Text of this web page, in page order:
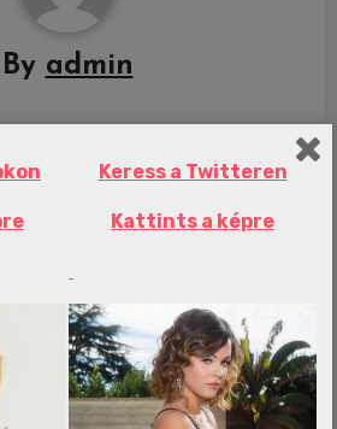
By admin
kvíz: te mennyit tudsz
Keress a Twitteren
Kattints a képre